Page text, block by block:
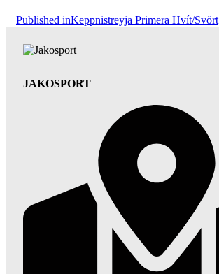
Published inKeppnistreyja Primera Hvít/Svört
JAKOSPORT